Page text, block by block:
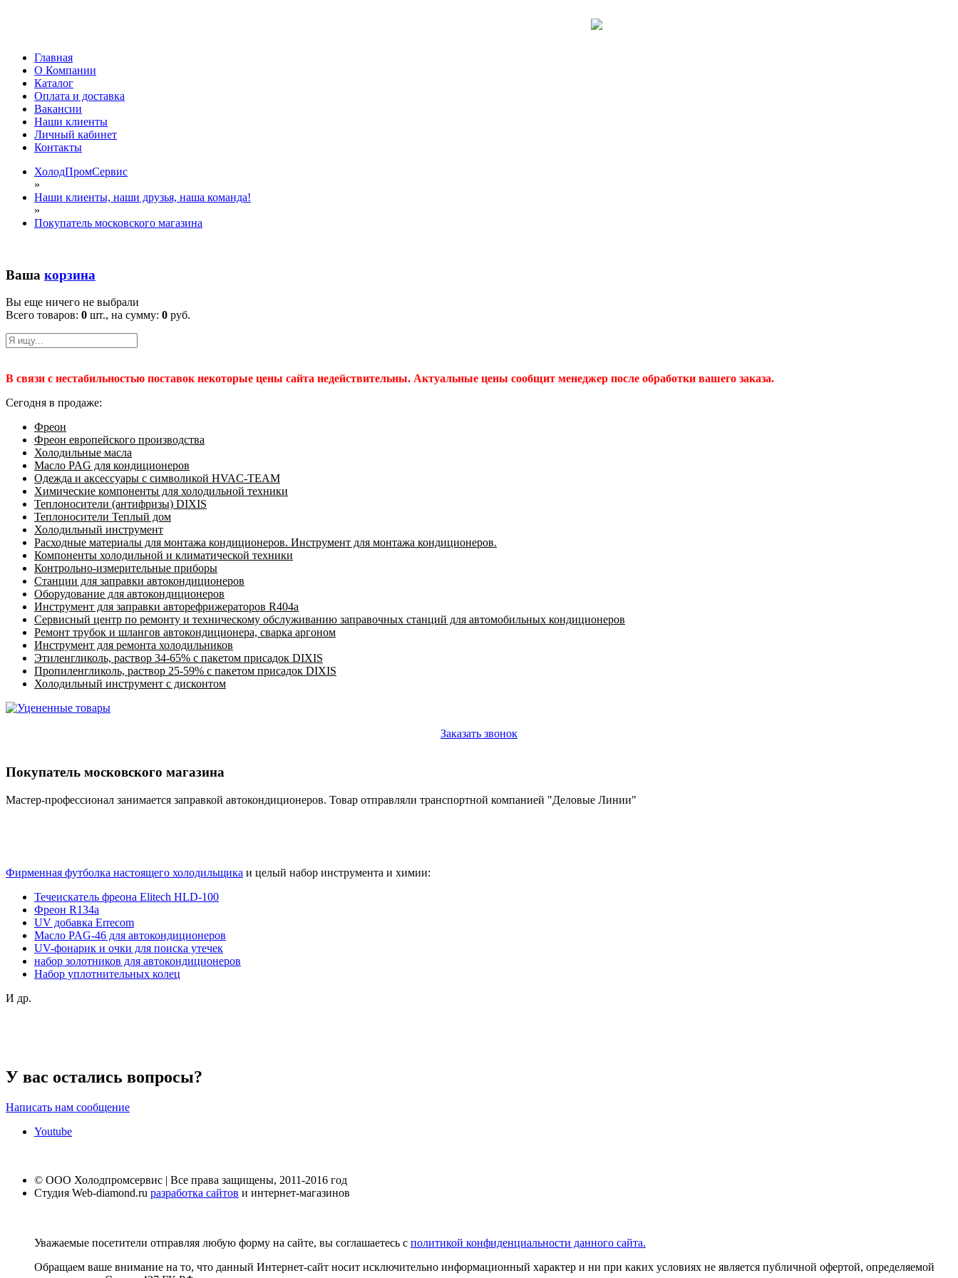
Главная
О Компании
Каталог
Оплата и доставка
Вакансии
Наши клиенты
Личный кабинет
Контакты
ХолодПромСервис
»
Наши клиенты, наши друзья, наша команда!
»
Покупатель московского магазина
Ваша корзина
Вы еще ничего не выбрали
Всего товаров: 0 шт., на сумму: 0 руб.
В связи с нестабильностью поставок некоторые цены сайта недействительны. Актуальные цены сообщит менеджер после обработки вашего заказа.
Сегодня в продаже:
Фреон
Фреон европейского производства
Холодильные масла
Масло PAG для кондиционеров
Одежда и аксессуары с символикой HVAC-TEAM
Химические компоненты для холодильной техники
Теплоносители (антифризы) DIXIS
Теплоносители Теплый дом
Холодильный инструмент
Расходные материалы для монтажа кондиционеров. Инструмент для монтажа кондиционеров.
Компоненты холодильной и климатической техники
Контрольно-измерительные приборы
Станции для заправки автокондиционеров
Оборудование для автокондиционеров
Инструмент для заправки авторефрижераторов R404a
Сервисный центр по ремонту и техническому обслуживанию заправочных станций для автомобильных кондиционеров
Ремонт трубок и шлангов автокондиционера, сварка аргоном
Инструмент для ремонта холодильников
Этиленгликоль, раствор 34-65% с пакетом присадок DIXIS
Пропиленгликоль, раствор 25-59% с пакетом присадок DIXIS
Холодильный инструмент с дисконтом
Заказать звонок
Покупатель московского магазина
Мастер-профессионал занимается заправкой автокондиционеров. Товар отправляли транспортной компанией "Деловые Линии"
Фирменная футболка настоящего холодильщика и целый набор инструмента и химии:
Течеискатель фреона Elitech HLD-100
Фреон R134a
UV добавка Errecom
Масло PAG-46 для автокондиционеров
UV-фонарик и очки для поиска утечек
набор золотников для автокондиционеров
Набор уплотнительных колец
И др.
У вас остались вопросы?
Написать нам сообщение
Youtube
© ООО Холодпромсервис | Все права защищены, 2011-2016 год
Студия Web-diamond.ru разработка сайтов и интернет-магазинов
Уважаемые посетители отправляя любую форму на сайте, вы соглашаетесь с политикой конфиденциальности данного сайта.
Обращаем ваше внимание на то, что данный Интернет-сайт носит исключительно информационный характер и ни при каких условиях не является публичной офертой, определяемой